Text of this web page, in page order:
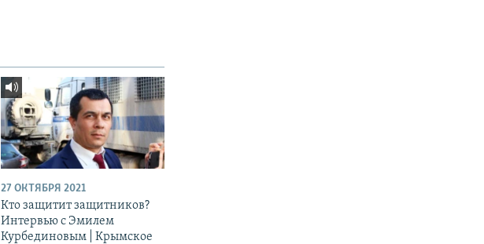
27 ОКТЯБРЯ 2021
Кто защитит защитников?
Интервью с Эмилем
Курбединовым | Крымское